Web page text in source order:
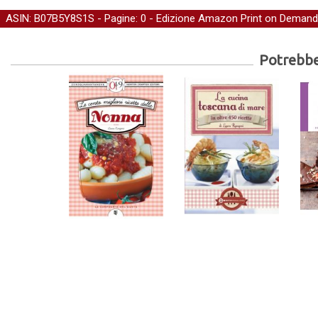
ASIN: B07B5Y8S1S - Pagine: 0 - Edizione Amazon Print on Demand